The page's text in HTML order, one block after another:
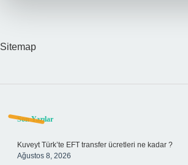
Sitemap
Sidebar
Son Yazılar
Kuveyt Türk’te EFT transfer ücretleri ne kadar ?
Ağustos 8, 2026